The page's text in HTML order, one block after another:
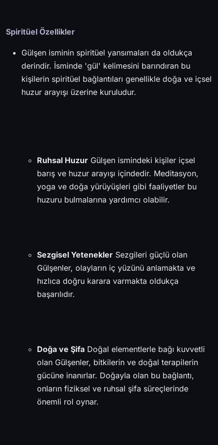
Spiritüel Özellikler
Gülşen isminin spiritüel yansımaları da oldukça
derindir. İsminde 'gül' kelimesini barındıran bu
kişilerin spiritüel bağlantıları genellikle doğa ve içsel
huzur arayışı üzerine kuruludur.
Ruhsal Huzur Gülşen ismindeki kişiler içsel
barış ve huzur arayışı içindedir. Meditasyon,
yoga ve doğa yürüyüşleri gibi faaliyetler bu
huzuru bulmalarına yardımcı olabilir.
Sezgisel Yetenekler Sezgileri güçlü olan
Gülşenler, olayların iç yüzünü anlamakta ve
hızlıca doğru karara varmakta oldukça
başarılıdır.
Doğa ve Şifa Doğal elementlerle bağı kuvvetli
olan Gülşenler, bitkilerin ve doğal terapilerin
gücüne inanırlar. Doğayla olan bu bağlantı,
onların fiziksel ve ruhsal şifa süreçlerinde
önemli rol oynar.